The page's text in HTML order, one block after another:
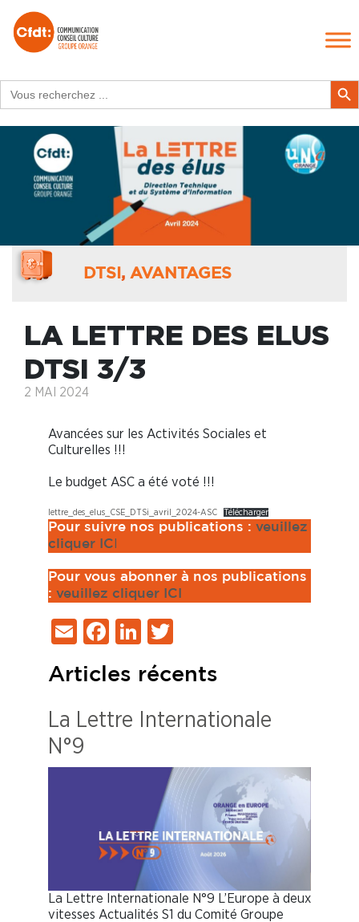
for:
Search
DTSI , AVANTAGES
LA LETTRE DES ELUS
DTSI 3/3
2 MAI 2024
Avancées sur les Activités Sociales et
Culturelles !!!
Le budget ASC a été voté !!!
lettre_des_elus_CSE_DTSi_avril_2024-ASC Télécharger
Pour suivre nos publications : veuillez
cliquer IC
Pour vous abonner à nos publications
: veuillez cliquer ICI
EmailFacebook
LinkedIn
Articles récents
La Lettre Internationale
N°9
La Lettre Internationale N°9 L’Europe à deux
vitesses Actualités S1 du Comité Groupe